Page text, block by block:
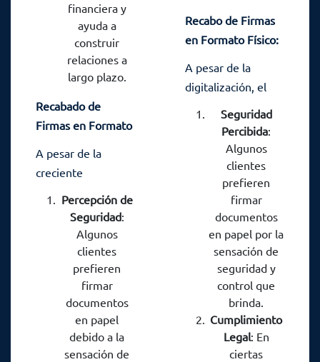
financiera y
ayuda a
construir
relaciones a
largo plazo.
Recabado de
Firmas en Formato
Personal en la Era
A pesar de la
creciente
digitalización, el
recabado de firmas
en formato físico
sigue siendo
relevante en el
proceso crediticio.
Esta práctica añade
un toque personal
en un mundo cada
Percepción de
Seguridad:
Algunos
clientes
prefieren
firmar
documentos
en papel
debido a la
sensación de
Recabo de Firmas
en Formato Físico:
en la Era Digital
A pesar de la
digitalización, el
recabo de firmas
físicas sigue siendo
relevante en el
proceso crediticio.
Esta práctica añade
un toque personal
en un mundo cada
vez más
automatizado.
Algunos aspectos
destacados del
recabo de firmas
en formato físico
Seguridad
Percibida:
Algunos
clientes
prefieren
firmar
documentos
en papel por la
sensación de
seguridad y
control que
brinda.
Cumplimiento
Legal: En
ciertas